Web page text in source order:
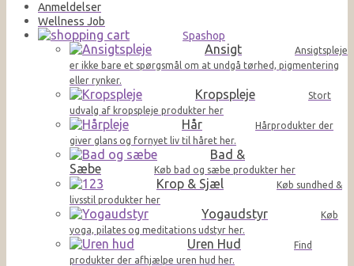
Anmeldelser
Wellness Job
Spashop
Ansigt
Ansigtspleje
er ikke bare et spørgsmål om at undgå tørhed, pigmentering
eller rynker.
Kropspleje
Stort
udvalg af kropspleje produkter her
Hår
Hårprodukter der
giver glans og fornyet liv til håret her.
Bad &
Sæbe
Køb bad og sæbe produkter her
Krop & Sjæl
Køb sundhed &
livsstil produkter her
Yogaudstyr
Køb
yoga, pilates og meditations udstyr her.
Uren Hud
Find
produkter der afhjælpe uren hud her.